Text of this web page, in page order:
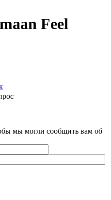
Feel
мы могли сообщить вам об